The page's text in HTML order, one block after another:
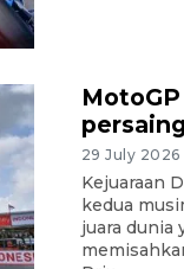
29 July 2026
Kejuaraan
kedua
juara dunia